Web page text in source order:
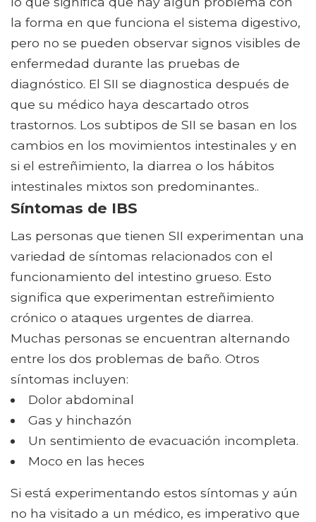
la forma en que funciona el sistema digestivo,
pero no se pueden observar signos visibles de
enfermedad durante las pruebas de
diagnóstico. El SII se diagnostica después de
que su médico haya descartado otros
trastornos. Los subtipos de SII se basan en los
cambios en los movimientos intestinales y en
si el estreñimiento, la diarrea o los hábitos
intestinales mixtos son predominantes..
Síntomas de IBS
Las personas que tienen SII experimentan una
variedad de síntomas relacionados con el
funcionamiento del intestino grueso. Esto
significa que experimentan estreñimiento
crónico o ataques urgentes de diarrea.
Muchas personas se encuentran alternando
entre los dos problemas de baño. Otros
síntomas incluyen:
Dolor abdominal
Gas y hinchazón
Un sentimiento de evacuación incompleta.
Moco en las heces
Si está experimentando estos síntomas y aún
no ha visitado a un médico, es imperativo que